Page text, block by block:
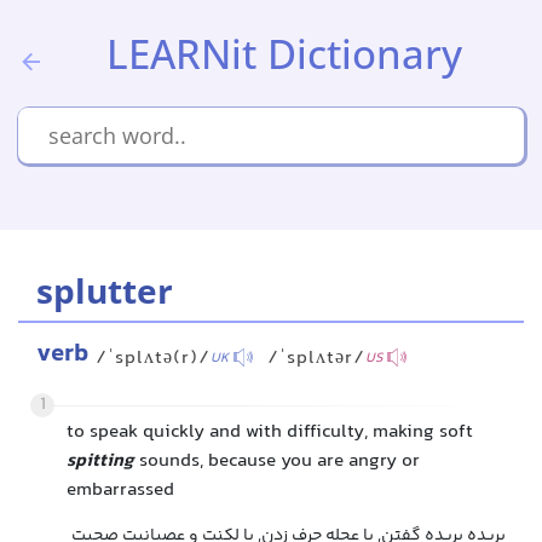
LEARNit Dictionary
splutter
verb /ˈsplʌtə(r)/UK /ˈsplʌtər/US
1
to speak quickly and with difficulty, making soft
spittingsounds, because you are angry or
embarrassed
بریده بریده گفتن, با عجله حرف زدن, با لکنت و عصبانیت صحبت